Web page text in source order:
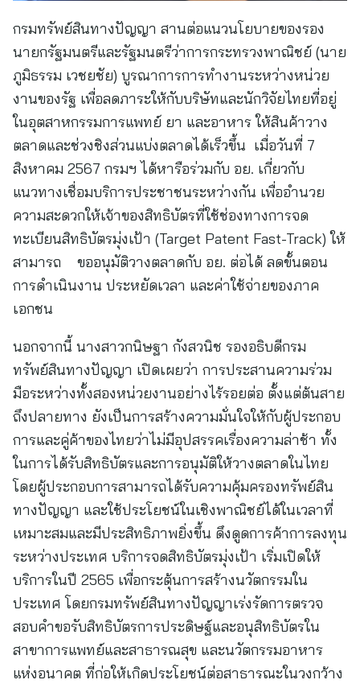
กรมทรัพย์สินทางปัญญา สานต่อแนวนโยบายของรอง
นายกรัฐมนตรีและรัฐมนตรีว่าการกระทรวงพาณิชย์ (นาย
ภูมิธรรม เวชยชัย) บูรณาการการทำงานระหว่างหน่วย
งานของรัฐ เพื่อลดภาระให้กับบริษัทและนักวิจัยไทยที่อยู่
ในอุตสาหกรรมการแพทย์ ยา และอาหาร ให้สินค้าวาง
ตลาดและช่วงชิงส่วนแบ่งตลาดได้เร็วขึ้น เมื่อวันที่ 7
สิงหาคม 2567 กรมฯ ได้หารือร่วมกับ อย. เกี่ยวกับ
แนวทางเชื่อมบริการประชาชนระหว่างกัน เพื่ออำนวย
ความสะดวกให้เจ้าของสิทธิบัตรที่ใช้ช่องทางการจด
ทะเบียนสิทธิบัตรมุ่งเป้า (Target Patent Fast-Track) ให้
สามารถ ขออนุมัติวางตลาดกับ อย. ต่อได้ ลดขั้นตอน
การดำเนินงาน ประหยัดเวลา และค่าใช้จ่ายของภาค
เอกชน
นอกจากนี้ นางสาวกนิษฐา กังสวนิช รองอธิบดีกรม
ทรัพย์สินทางปัญญา เปิดเผยว่า การประสานความร่วม
มือระหว่างทั้งสองหน่วยงานอย่างไร้รอยต่อ ตั้งแต่ต้นสาย
ถึงปลายทาง ยังเป็นการสร้างความมั่นใจให้กับผู้ประกอบ
การและคู่ค้าของไทยว่าไม่มีอุปสรรคเรื่องความล่าช้า ทั้ง
ในการได้รับสิทธิบัตรและการอนุมัติให้วางตลาดในไทย
โดยผู้ประกอบการสามารถได้รับความคุ้มครองทรัพย์สิน
ทางปัญญา และใช้ประโยชน์ในเชิงพาณิชย์ได้ในเวลาที่
เหมาะสมและมีประสิทธิภาพยิ่งขึ้น ดึงดูดการค้าการลงทุน
ระหว่างประเทศ บริการจดสิทธิบัตรมุ่งเป้า เริ่มเปิดให้
บริการในปี 2565 เพื่อกระตุ้นการสร้างนวัตกรรมใน
ประเทศ โดยกรมทรัพย์สินทางปัญญาเร่งรัดการตรวจ
สอบคำขอรับสิทธิบัตรการประดิษฐ์และอนุสิทธิบัตรใน
สาขาการแพทย์และสาธารณสุข และนวัตกรรมอาหาร
แห่งอนาคต ที่ก่อให้เกิดประโยชน์ต่อสาธารณะในวงกว้าง